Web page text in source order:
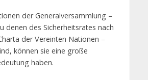
der Generalversammlung –
denen des Sicherheitsrates nach
der Vereinten Nationen –
können sie eine große
haben.